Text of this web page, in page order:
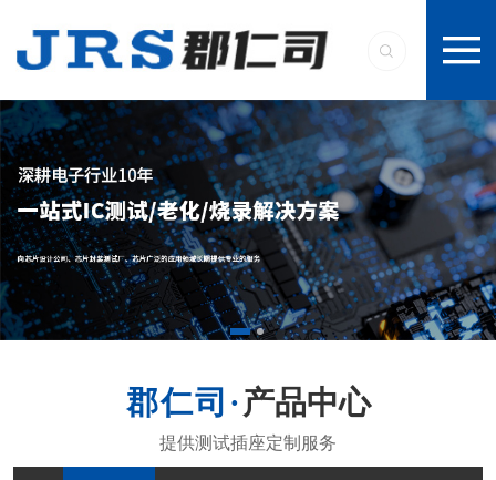
产品中心